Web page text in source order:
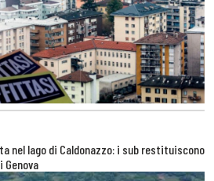
nel lago di Caldonazzo: i sub restituiscono
Genova